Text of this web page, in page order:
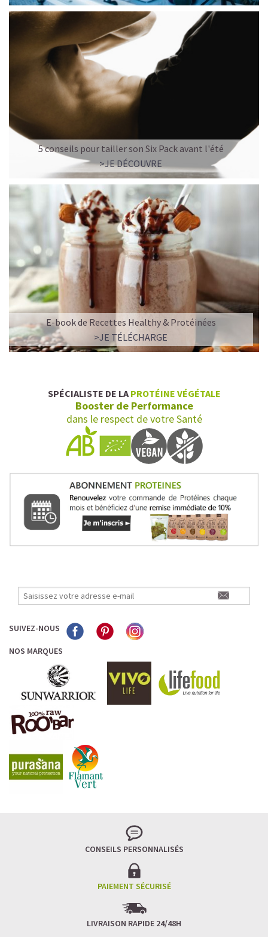
5 conseils pour tailler son Six Pack avant l'été
>JE DÉCOUVRE
E-book de Recettes Healthy & Protéinées
>JE TÉLÉCHARGE
SPÉCIALISTE DE LA PROTÉINE VÉGÉTALE
Booster de Performance
dans le respect de votre Santé
SUIVEZ-NOUS
NOS MARQUES
CONSEILS PERSONNALISÉS
PAIEMENT SÉCURISÉ
LIVRAISON RAPIDE 24/48H